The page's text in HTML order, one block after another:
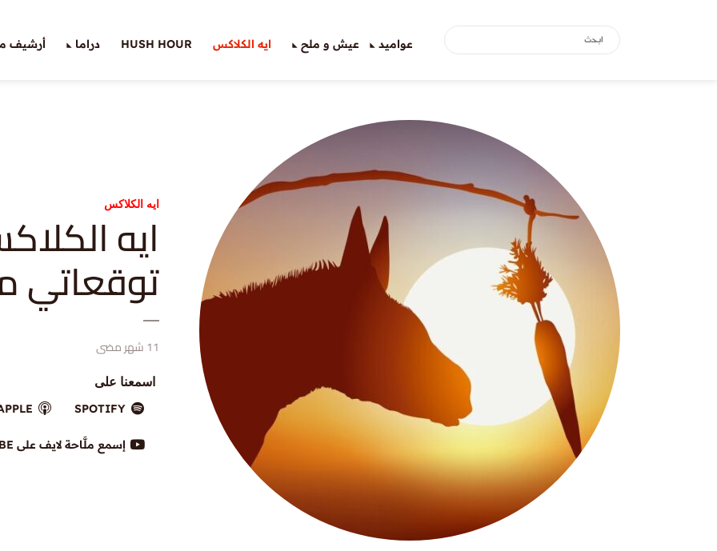
عواميد عيش و ملح ايه الكلاكس HUSH HOUR دراما أرشيف
ايه الكلاكس
توقعاتي
11 شهر مضى
اسمعنا على
SPOTIFY
إسمع ملَّاحة لايف على YOUTUBE